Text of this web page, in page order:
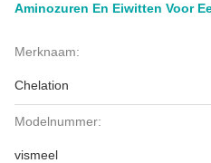
Aminozuren En Eiwitten Voor
Merknaam:
Chelation
Modelnummer:
vismeel